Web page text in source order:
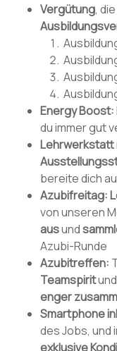
Vergütung,
Energy Boost:
du immer gut
Lehrwerkstatt
bereite dich
Azubifreitag:
von unseren
ausund
Azubi-Runde
Azubitreffen:
Teamspirit
enger
Smartphone
des Jobs, und
exklusive